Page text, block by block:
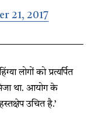
21, 2017
लोगों को प्रत्यर्पित
था. आयोग के
उचित है.’